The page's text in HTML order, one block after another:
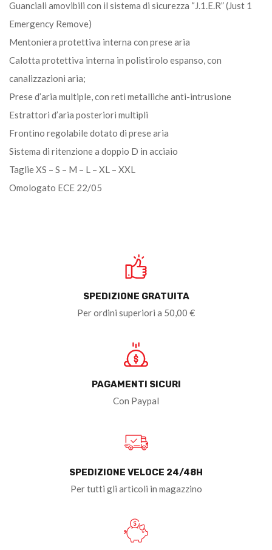
Guanciali amovibili con il sistema di sicurezza “J.1.E.R” (Just 1
Emergency Remove)
Mentoniera protettiva interna con prese aria
Calotta protettiva interna in polistirolo espanso, con
canalizzazioni aria;
Prese d’aria multiple, con reti metalliche anti-intrusione
Estrattori d’aria posteriori multipli
Frontino regolabile dotato di prese aria
Sistema di ritenzione a doppio D in acciaio
Taglie XS – S – M – L – XL – XXL
Omologato ECE 22/05
SPEDIZIONE GRATUITA
Per ordini superiori a 50,00 €
PAGAMENTI SICURI
Con Paypal
SPEDIZIONE VELOCE 24/48H
Per tutti gli articoli in magazzino